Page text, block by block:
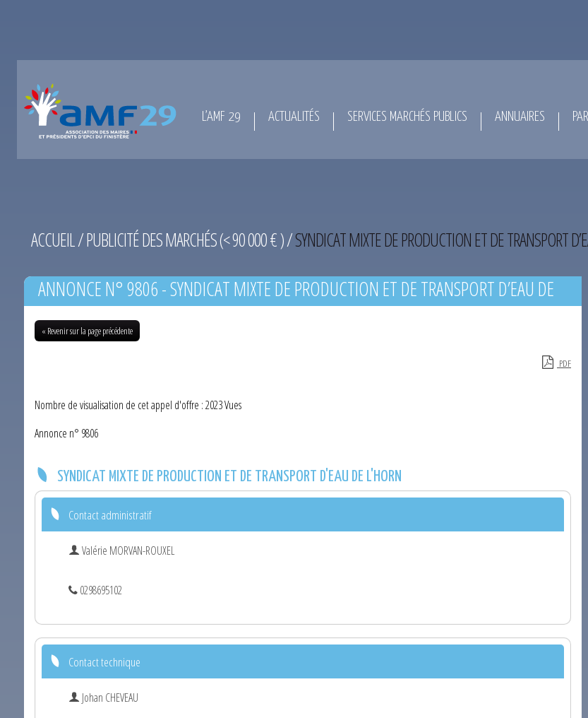
L’AMF 29 ACTUALITÉS SERVICES MARCHÉS PUBLICS ANNUAIRES
ACCUEIL/PUBLICITÉ DES MARCHÉS (< 90 000 € )/SYNDICAT MIXTE DE PRODUCTION ET DE TRANSPORT
ANNONCE N° 9806 - SYNDICAT MIXTE DE PRODUCTION ET DE TRANSPORT D’EAU DE
L’HORN DU 27-01-2015
« Revenir sur la page précédente
PDF
Nombre de visualisation de cet appel d'offre : 2023 Vues
Annonce n° 9806
SYNDICAT MIXTE DE PRODUCTION ET DE TRANSPORT D'EAU DE L'HORN
Contact administratif
Valérie MORVAN-ROUXEL
0298695102
Contact technique
Johan CHEVEAU